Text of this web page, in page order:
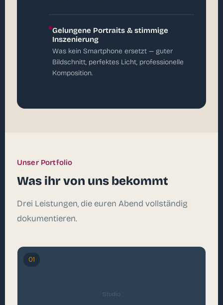
Gelungene Portraits & stimmige
Inszenierung
Was kein Smartphone ersetzt — guter
Bildschnitt, perfektes Licht, professionelle
Komposition.
Unser Portfolio
Was ihr von uns bekommt
Drei Leistungen, die euren Abend vollständig
dokumentieren.
Studio
01